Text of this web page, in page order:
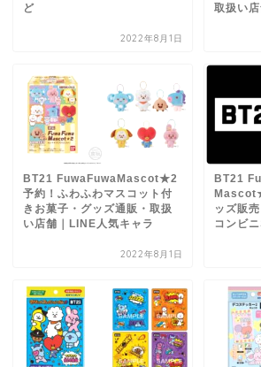
ど
2022年8月1日
取扱い
BT21 FuwaFuwaMascot★2
予約！ふわふわマスコット付
きお菓子・グッズ通販・取扱
い店舗｜LINE人気キャラ
2022年8月1日
BT21
ッズ販
コンビ